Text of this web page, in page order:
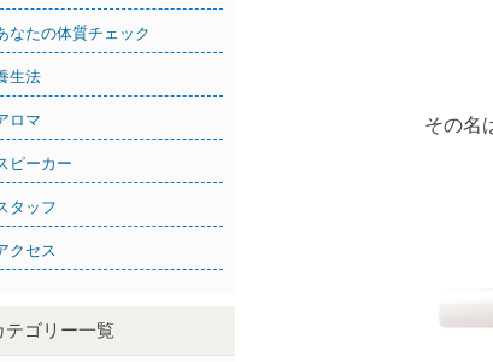
その名
なたの体質チェック
生法
ロマ
ピーカー
タッフ
クセス
テゴリー一覧